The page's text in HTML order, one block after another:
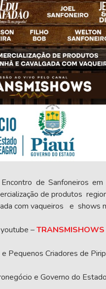
de Sanfoneiros
de produtos
com vaqueiros e shows
–TRANSMISHOWS
Pequenos Criadores de
e Governo do